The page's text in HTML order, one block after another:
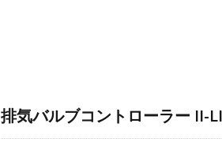
排気バルブコントローラー II-